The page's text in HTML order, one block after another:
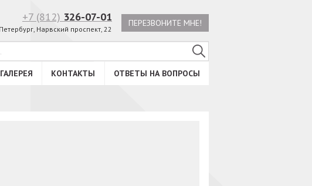
+7 (812) 326-07-01
Нарвский проспект, 22
ПЕРЕЗВОНИТЕ МНЕ!
ГАЛЕРЕЯ КОНТАКТЫ ОТВЕТЫ НА ВОПРОСЫ